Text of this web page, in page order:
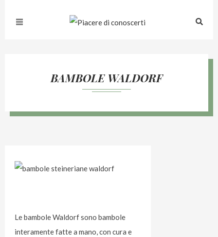
BAMBOLE WALDORF
Le bambole Waldorf sono bambole
interamente fatte a mano, con cura e